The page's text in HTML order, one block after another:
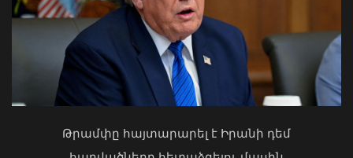
Կաթողիկոսը պետք է օրենքի առաջ
կանգնի, եթե հանցանք է գործել, կամ
արտաքին ազդեցության գործակալ
Թրամփը հայտարարել է Իրանի դեմ